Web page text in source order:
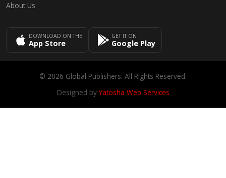
About Us
DOWNLOAD ON THE
App Store
GET IT ON
Google Play
© 2026 Global Publishers. All Rights Reserved.
Designed byYatosha Web Services